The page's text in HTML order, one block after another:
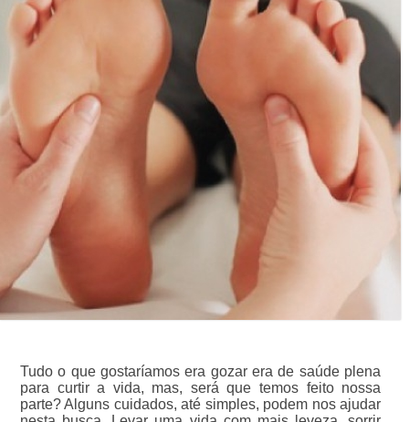
Tudo o que gostaríamos era gozar era de saúde plena
para curtir a vida, mas, será que temos feito nossa
parte? Alguns cuidados, até simples, podem nos ajudar